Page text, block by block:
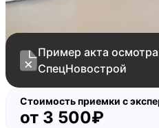
Пример акта
СпецНовострой
Стоимость приемки с
от 3 500₽